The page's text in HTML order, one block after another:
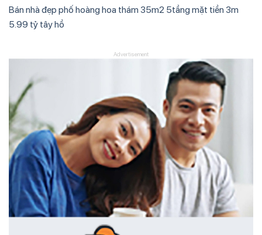
Bán nhà đẹp phố hoàng hoa thám 35m2 5tầng mặt tiền 3m
5.99 tỷ tây hồ
Advertisement